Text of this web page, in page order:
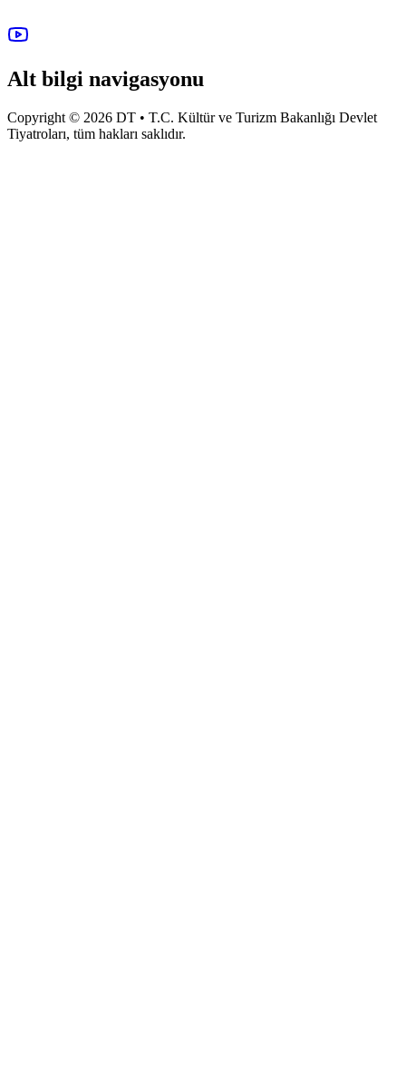
Alt bilgi navigasyonu
Copyright © 2026 DT • T.C. Kültür ve Turizm Bakanlığı Devlet
Tiyatroları, tüm hakları saklıdır.